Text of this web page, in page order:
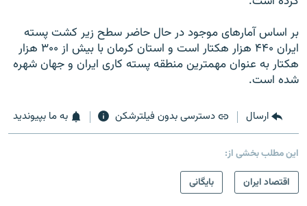
بر اساس آمارهای موجود در حال حاضر سطح زير کشت پسته
ايران ۴۴۰ هزار هکتار است و استان کرمان با بيش از ۳۰۰ هزار
هکتار به عنوان مهمترين منطقه پسته کاری ايران و جهان شهره
شده است.
ارسال دسترسی بدون فیلترشکن به ما بپیوندید
این مطلب بخشی از:
اقتصاد ایران
بایگانی